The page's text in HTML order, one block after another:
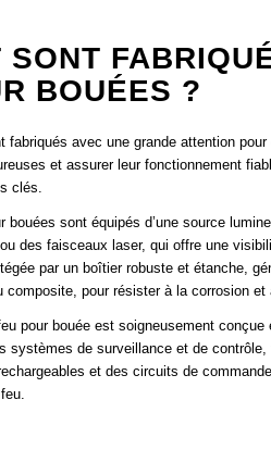
SONT
BOUÉES ?
fabriqués avec une grande attention
et assurer leur fonctionnement
clés.
bouées sont équipés d’une source
des faisceaux laser, qui offre une
par un boîtier robuste et étanche,
composite, pour résister à la corrosion et
pour bouée est soigneusement
systèmes de surveillance et de
et des circuits de